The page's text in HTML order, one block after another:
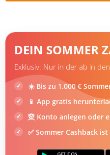
Unterbringung im Voraus
Hochsaison
Reiseangebote für
Hotelangebote für